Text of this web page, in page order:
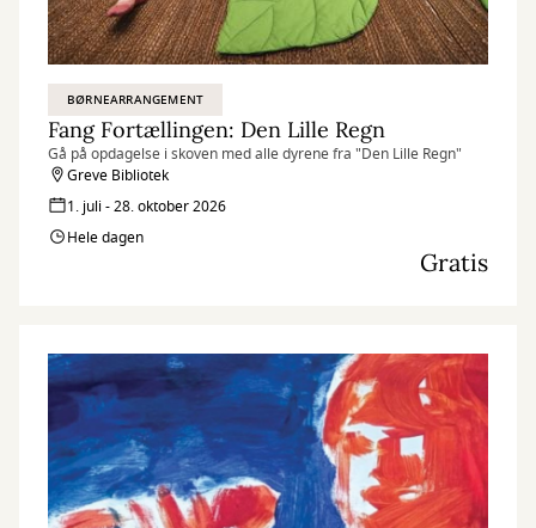
BØRNEARRANGEMENT
Fang Fortællingen: Den Lille Regn
Gå på opdagelse i skoven med alle dyrene fra "Den Lille Regn"
Greve Bibliotek
1. juli - 28. oktober 2026
Hele dagen
Gratis